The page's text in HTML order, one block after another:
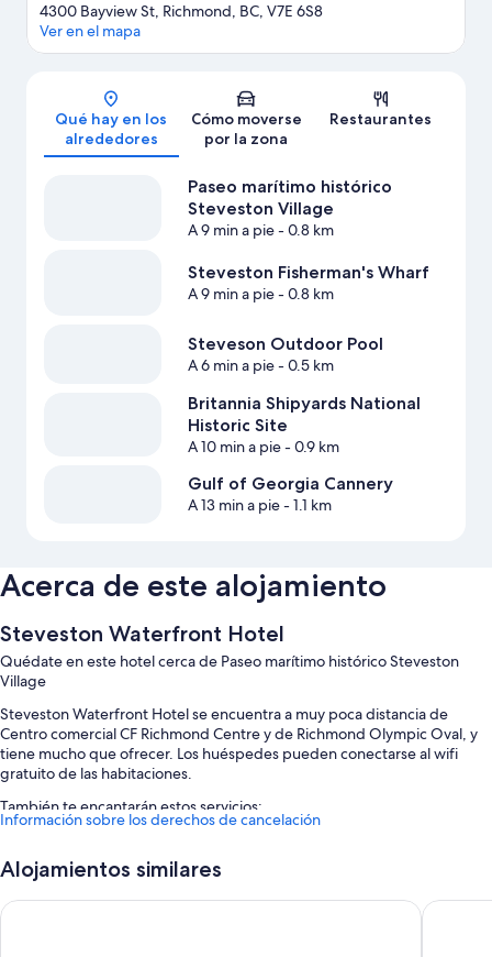
Mapa
4300 Bayview St, Richmond, BC, V7E 6S8
Ver en el mapa
Qué hay en los
alrededores
Cómo moverse
por la zona
Restaurantes
Paseo marítimo histórico
Steveston Village
A 9 min a pie- 0.8 km
Steveston Fisherman's Wharf
A 9 min a pie- 0.8 km
Steveson Outdoor Pool
A 6 min a pie- 0.5 km
Britannia Shipyards National
Historic Site
A 10 min a pie- 0.9 km
Gulf of Georgia Cannery
A 13 min a pie- 1.1 km
Acerca de este alojamiento
Steveston Waterfront Hotel
Quédate en este hotel cerca de Paseo marítimo histórico Steveston
Village
Steveston Waterfront Hotel se encuentra a muy poca distancia de
Centro comercial CF Richmond Centre y de Richmond Olympic Oval, y
tiene mucho que ofrecer. Los huéspedes pueden conectarse al wifi
gratuito de las habitaciones.
También te encantarán estos servicios:
Los viajeros valoran muy positivamente la amabilidad del personal y
Información sobre los derechos de cancelación
Alojamientos similares
Holiday Inn Express Hotel & Suites Riverport Richmond by